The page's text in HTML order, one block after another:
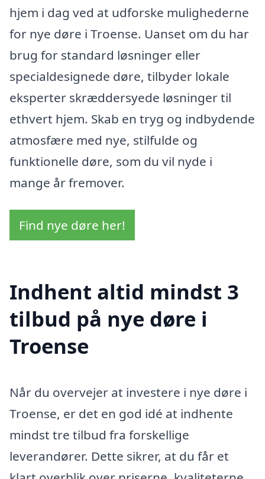
hjem i dag ved at udforske mulighederne
for nye døre i Troense. Uanset om du har
brug for standard løsninger eller
specialdesignede døre, tilbyder lokale
eksperter skræddersyede løsninger til
ethvert hjem. Skab en tryg og indbydende
atmosfære med nye, stilfulde og
funktionelle døre, som du vil nyde i
mange år fremover.
Find nye døre her!
Indhent altid mindst 3
tilbud på nye døre i
Troense
Når du overvejer at investere i nye døre i
Troense, er det en god idé at indhente
mindst tre tilbud fra forskellige
leverandører. Dette sikrer, at du får et